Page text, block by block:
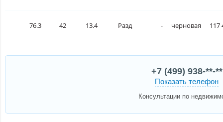
76.3 42 13.4 Разд - черновая 117
+7 (499) 938-**-**
Показать телефон
Консультации по